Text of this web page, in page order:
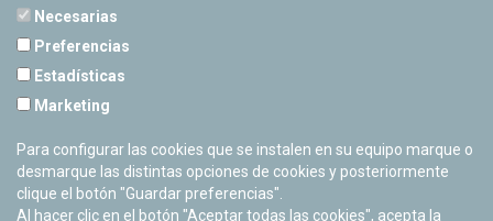
Cerrado Temporalmente
Necesarias
Preferencias
Estadísticas
Marketing
Para configurar las cookies que se instalen en su equipo marque o
desmarque las distintas opciones de cookies y posteriormente
clique el botón "Guardar preferencias".
Al hacer clic en el botón "Aceptar todas las cookies", acepta la